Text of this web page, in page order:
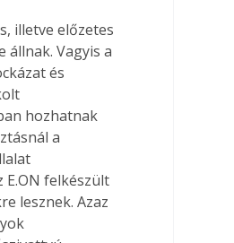
illetve előzetes
Vagyis a
és
hozhatnak
a
E.ON felkészült
lesznek. Azaz